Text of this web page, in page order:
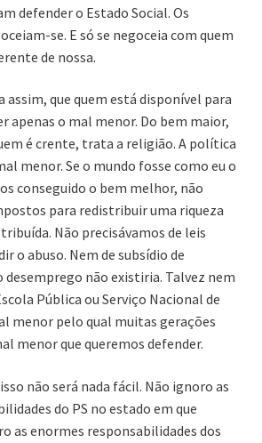
defender o Estado Social. Os
se. E só se negoceia com quem
de nossa.
assim, que quem está disponível para
apenas o mal menor. Do bem maior,
é crente, trata a religião. A política
menor. Se o mundo fosse como eu o
conseguido o bem melhor, não
para redistribuir uma riqueza
Não precisávamos de leis
o abuso. Nem de subsídio de
desemprego não existiria. Talvez nem
Pública ou Serviço Nacional de
menor pelo qual muitas gerações
menor que queremos defender.
não será nada fácil. Não ignoro as
do PS no estado em que
as enormes responsabilidades dos